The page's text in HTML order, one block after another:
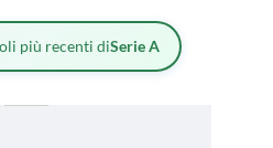
più recenti diSerie A